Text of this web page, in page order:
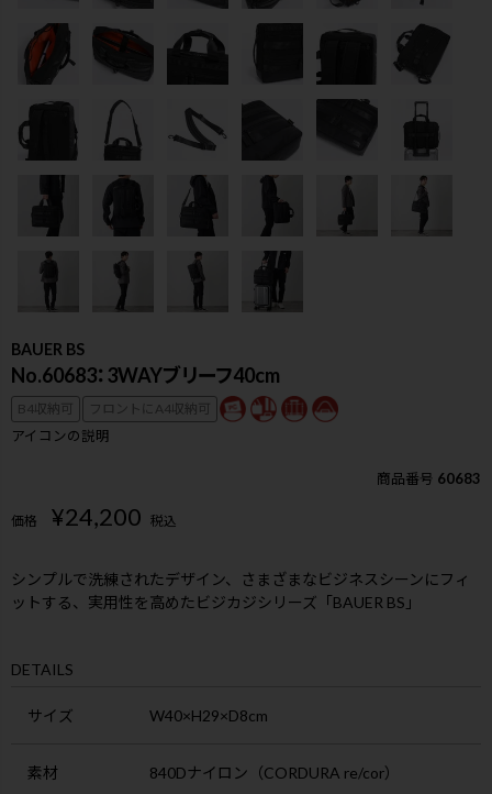
BAUER BS
No.60683：3WAYブリーフ40cm
B4収納可
フロントにA4収納可
アイコンの説明
商品番号 60683
価格 ¥24,200 税込
シンプルで洗練されたデザイン、さまざまなビジネスシーンにフィ
ットする、実用性を高めたビジカジシリーズ「BAUER BS」
DETAILS
サイズ W40×H29×D8cm
素材 840Dナイロン（CORDURA re/cor）